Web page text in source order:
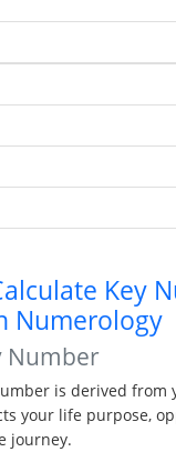
Key
Numerology
Number
is derived from
your life purpose,
journey.